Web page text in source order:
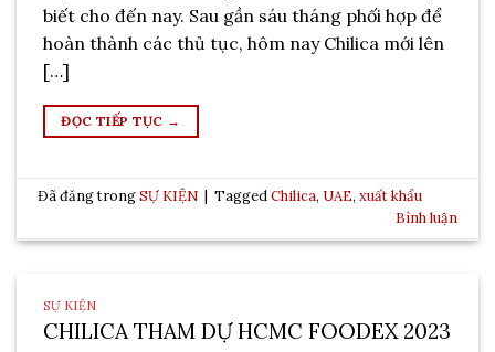
biết cho đến nay. Sau gần sáu tháng phối hợp để
hoàn thành các thủ tục, hôm nay Chilica mới lên
[…]
ĐỌC TIẾP TỤC →
Đã đăng trongSỰ KIỆN | TaggedChilica, UAE,xuất khẩu
Bình luận
SỰ KIỆN
CHILICA THAM DỰ HCMC FOODEX 2023